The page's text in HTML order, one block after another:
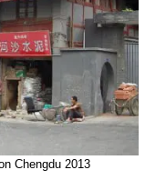
Chengdu 2013